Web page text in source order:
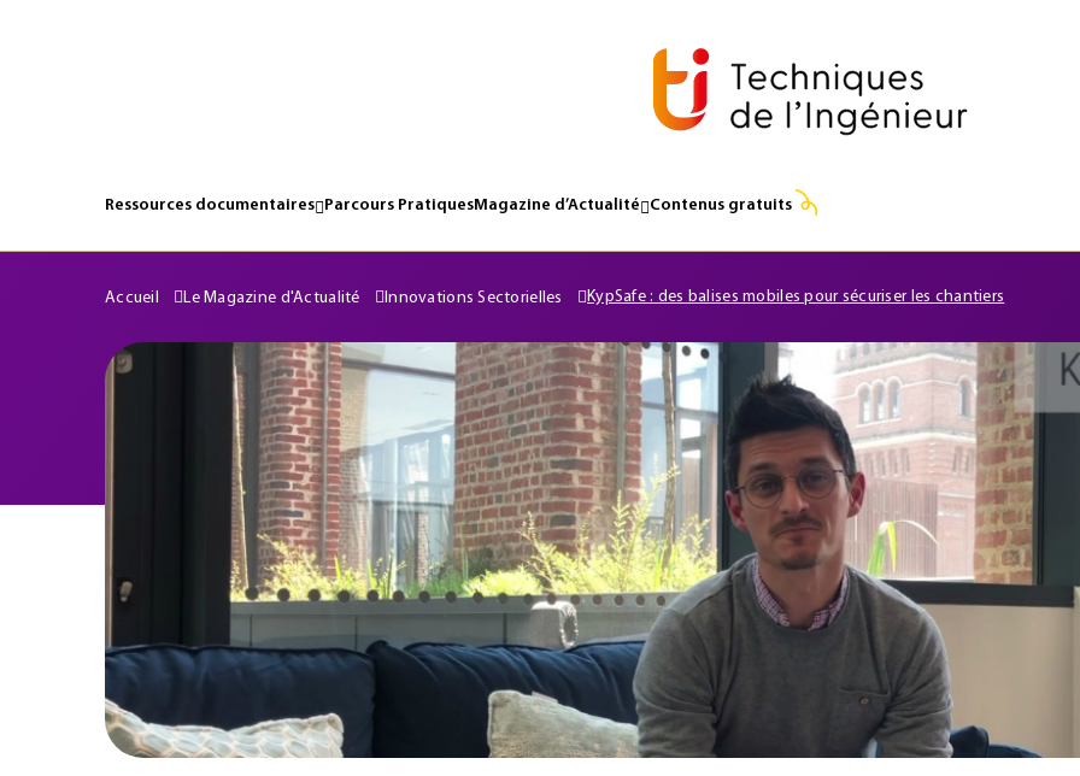
Ressources documentaires Parcours PratiquesMagazine d’Actualité Contenus gratuits
Accueil Le Magazine d'Actualité Innovations Sectorielles KypSafe : des balises mobiles pour sécuriser les chantiers